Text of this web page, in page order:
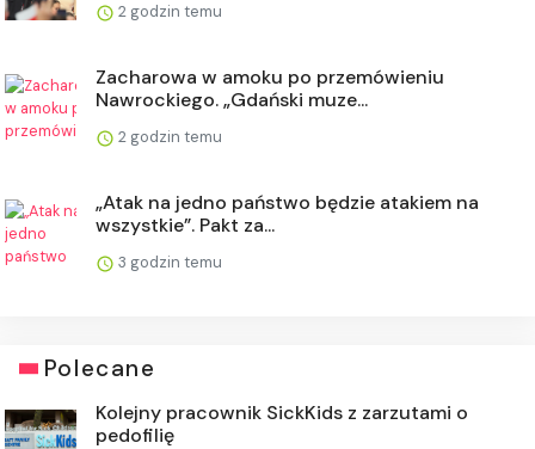
2 godzin temu
Zacharowa w amoku po przemówieniu
Nawrockiego. „Gdański muze...
2 godzin temu
„Atak na jedno państwo będzie atakiem na
wszystkie”. Pakt za...
3 godzin temu
Polecane
Kolejny pracownik SickKids z zarzutami o
pedofilię